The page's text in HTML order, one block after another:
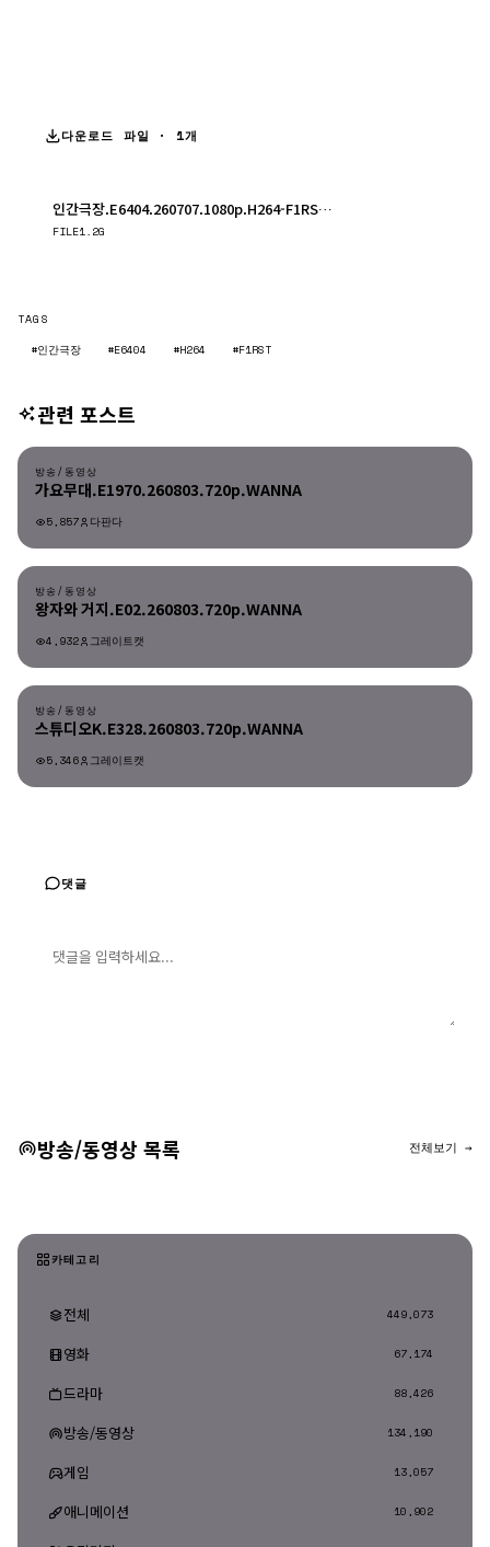
다운로드 파일 · 1개
인간극장.E6404.260707.1080p.H264-F1RST.mp4
FILE1.2G
TAGS
#인간극장
#E6404 #H264 #F1RST
관련 포스트
방송/동영상
방송/동영상
가요무대.E1970.260803.720p.WANNA
5,857 다판다
방송/동영상
왕자와 거지.E02.260803.720p.WANNA
4,932 그레이트캣
방송/동영상
스튜디오K.E328.260803.720p.WANNA
5,346 그레이트캣
댓글
방송/동영상 목록 전체보기 →
카테고리
전체 449,073
영화 67,174
드라마 88,426
방송/동영상 134,190
게임 13,057
애니메이션 10,902